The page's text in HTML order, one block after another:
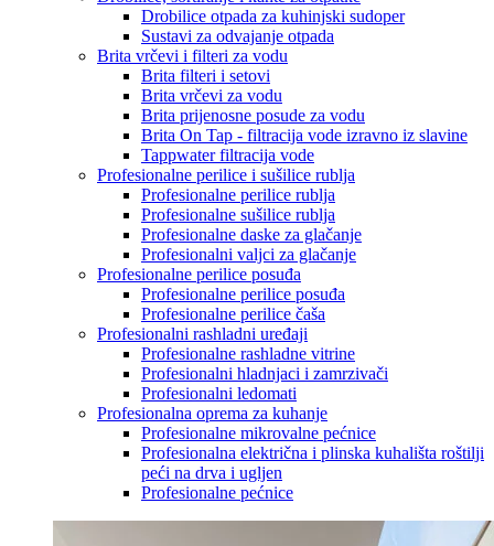
Drobilice otpada za kuhinjski sudoper
Sustavi za odvajanje otpada
Brita vrčevi i filteri za vodu
Brita filteri i setovi
Brita vrčevi za vodu
Brita prijenosne posude za vodu
Brita On Tap - filtracija vode izravno iz slavine
Tappwater filtracija vode
Profesionalne perilice i sušilice rublja
Profesionalne perilice rublja
Profesionalne sušilice rublja
Profesionalne daske za glačanje
Profesionalni valjci za glačanje
Profesionalne perilice posuđa
Profesionalne perilice posuđa
Profesionalne perilice čaša
Profesionalni rashladni uređaji
Profesionalne rashladne vitrine
Profesionalni hladnjaci i zamrzivači
Profesionalni ledomati
Profesionalna oprema za kuhanje
Profesionalne mikrovalne pećnice
Profesionalna električna i plinska kuhališta roštilji
peći na drva i ugljen
Profesionalne pećnice